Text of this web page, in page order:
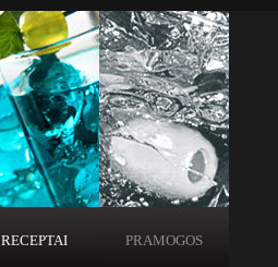
RECEPTAI PRAMOGOS